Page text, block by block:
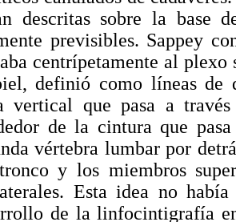
descritas sobre la base
previsibles. Sappey
centrípetamente al
definió como líneas de
vertical que pasa a
de la cintura que
vértebra lumbar por
y los miembros
Esta idea no
de la linfocintigrafía